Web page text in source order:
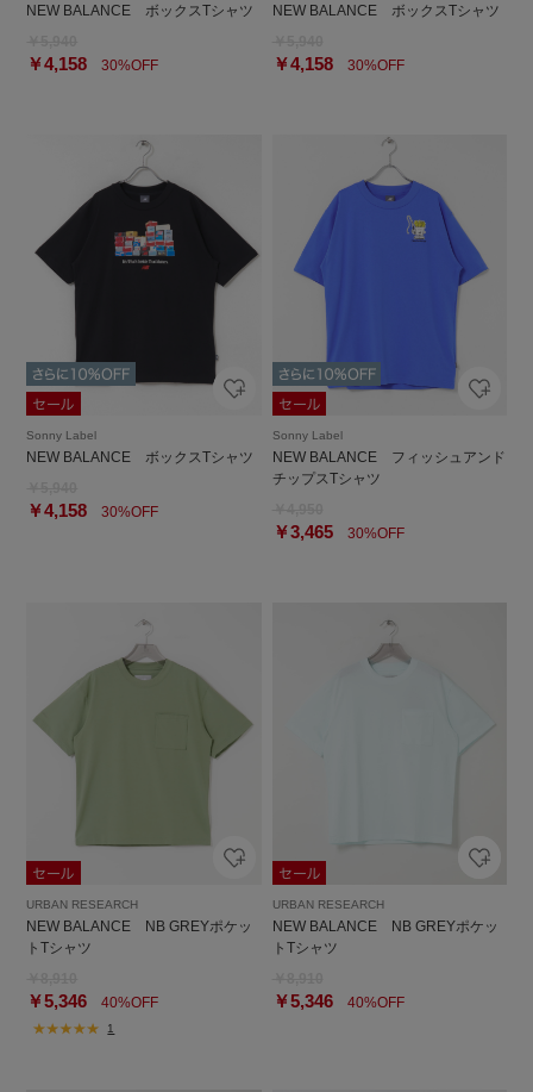
NEW BALANCE ボックスTシャツ
￥4,158 30%OFF
NEW BALANCE ボックスTシャツ
￥4,15830%OFF
Sonny Label
NEW BALANCE ボックスTシャツ
￥4,158 30%OFF
Sonny Label
NEW BALANCE フィッシュアンド
チップスTシャツ
￥3,46530%OFF
URBAN RESEARCH
NEW BALANCE NB GREYポケッ
トTシャツ
￥5,346 40%OFF
1
URBAN RESEARCH
NEW BALANCE NB GREYポケッ
トTシャツ
￥5,34640%OFF